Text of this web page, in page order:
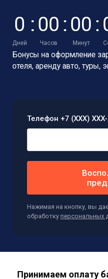
0
Дней
: 00
Часов
: 00
Минут
:
Бонусы на оформление
отеля, аренду авто, туры,
Телефон +7 (XXX)
Нажимая на кнопку, вы
обработку персональных
Принимаем оплату